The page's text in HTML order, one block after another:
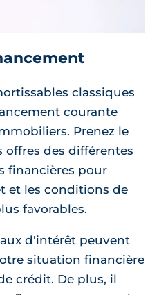
classiques
courante
Prenez le
offres des différentes
financières pour
et les conditions de
favorables.
d'intérêt peuvent
situation financière
crédit. De plus, il